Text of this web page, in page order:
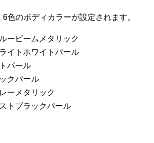
色のボディカラーが設定されます。
ービームメタリック
イトホワイトパール
パール
クパール
ーメタリック
トブラックパール